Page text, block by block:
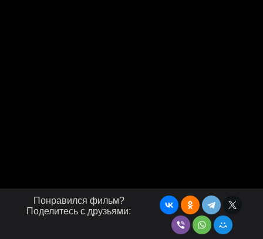
Понравился фильм?
Поделитесь с друзьями: